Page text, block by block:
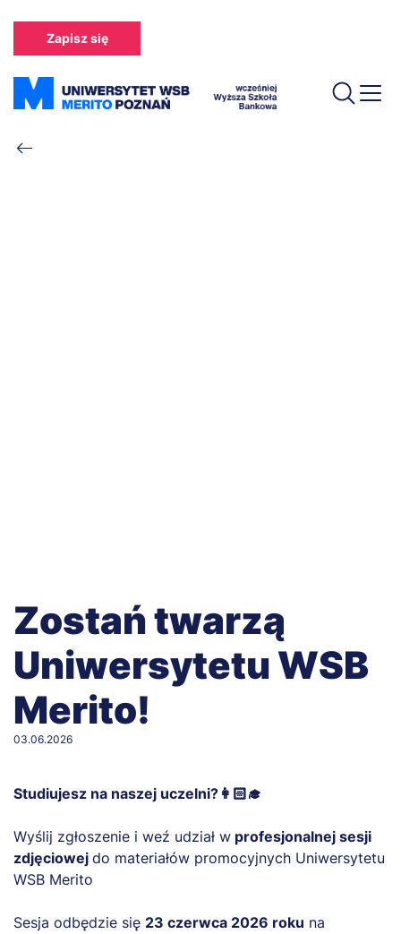
treści
Zapisz się
Ścieżka
Zostań twarzą
Uniwersytetu WSB
Merito!
03.06.2026
Studiujesz na naszej uczelni?👩🏻‍🎓
Wyślij zgłoszenie i weź udział w profesjonalnej sesji
zdjęciowej do materiałów promocyjnych Uniwersytetu
WSB Merito
Sesja odbędzie się 23 czerwca 2026 roku na